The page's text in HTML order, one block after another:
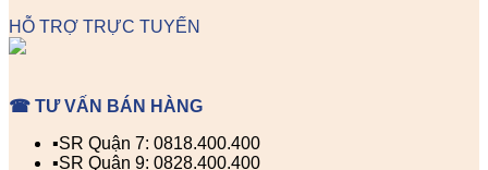
HỖ TRỢ TRỰC TUYẾN
☎ TƯ VẤN BÁN HÀNG
▪️SR Quận 7: 0818.400.400
▪️SR Quận 9: 0828.400.400